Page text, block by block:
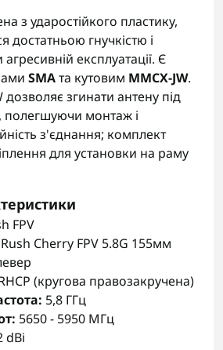
з ударостійкого пластику,
достатньою гнучкістю і
експлуатації. Є
SMAта кутовим MMCX-JW.
дозволяє згинати антену під
полегшуючи монтаж і
з'єднання; комплект
для установки на раму
FPV
Rush Cherry FPV 5.8G 155мм
(кругова правозакручена)
5,8 ГГц
5650 - 5950 МГц
dBi